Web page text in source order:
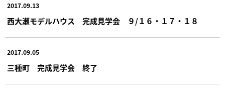
2017.09.13
西大瀬モデルハウス 完成見学会 ９/１６・１７・１８
2017.09.05
三種町 完成見学会 終了